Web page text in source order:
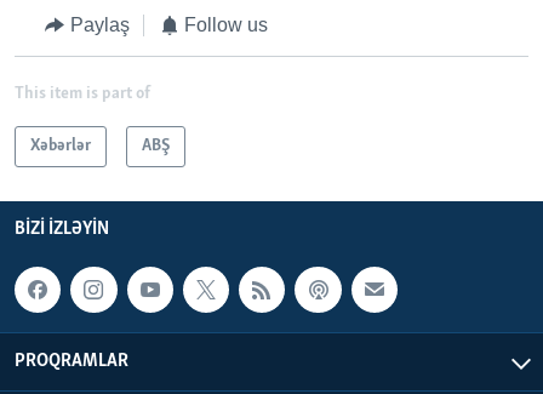
Paylaş Follow us
This item is part of
Xəbərlər ABŞ
BIZI IZLƏYIN
PROQRAMLAR